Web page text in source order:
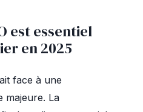
est essentiel
en 2025
face à une
majeure. La